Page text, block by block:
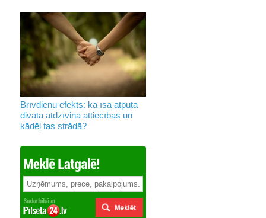
Brīvdienu efekts: kā īsa atpūta
divatā atdzīvina attiecības un
kādēļ tas strādā?